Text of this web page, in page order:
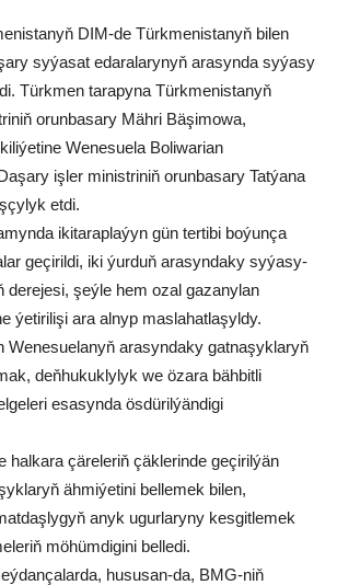
DIM-de Türkmenistanyň bilen
syýasat edaralarynyň arasynda syýasy
Türkmen tarapyna Türkmenistanyň
orunbasary Mähri Bäşimowa,
Wenesuela Boliwarian
işler ministriniň orunbasary Tatýana
etdi.
ikitaraplaýyn gün tertibi boýunça
geçirildi, iki ýurduň arasyndaky syýasy-
derejesi, şeýle hem ozal gazanylan
ýetirilişi ara alnyp maslahatlaşyldy.
Wenesuelanyň arasyndaky gatnaşyklaryň
deňhukuklylyk we özara bähbitli
esasynda ösdürilýändigi
halkara çäreleriň çäklerinde geçirilýän
ähmiýetini bellemek bilen,
anyk ugurlaryny kesgitlemek
möhümdigini belledi.
hususan-da, BMG-niň